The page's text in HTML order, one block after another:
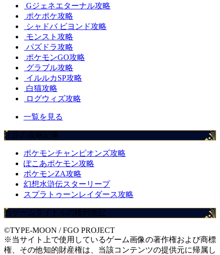
Gジェネエターナル攻略
ポケポケ攻略
シャドバ ビヨンド攻略
モンスト攻略
パズドラ攻略
ポケモンGO攻略
グラブル攻略
イルルカSP攻略
白猫攻略
ログウィズ攻略
一覧を見る
注目の攻略記事
ポケモンチャンピオンズ攻略
ぽこあポケモン攻略
ポケモンZA攻略
幻想水滸伝スターリープ
スプラトゥーンレイダース攻略
当ゲームタイトルの権利表記
©TYPE-MOON / FGO PROJECT
※当サイト上で使用しているゲーム画像の著作権および商標
権、その他知的財産権は、当該コンテンツの提供元に帰属し